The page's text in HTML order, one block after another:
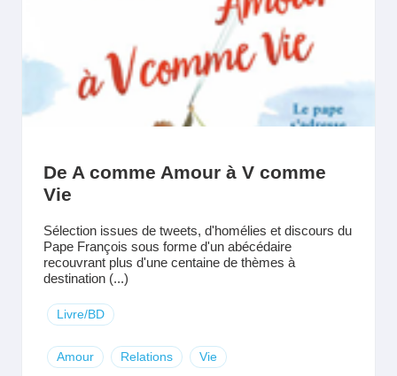
De A comme Amour à V comme
Vie
Sélection issues de tweets, d'homélies et discours du
Pape François sous forme d'un abécédaire
recouvrant plus d'une centaine de thèmes à
destination (...)
Livre/BD
Amour Relations Vie